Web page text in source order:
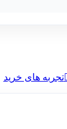
تجربه های خرید